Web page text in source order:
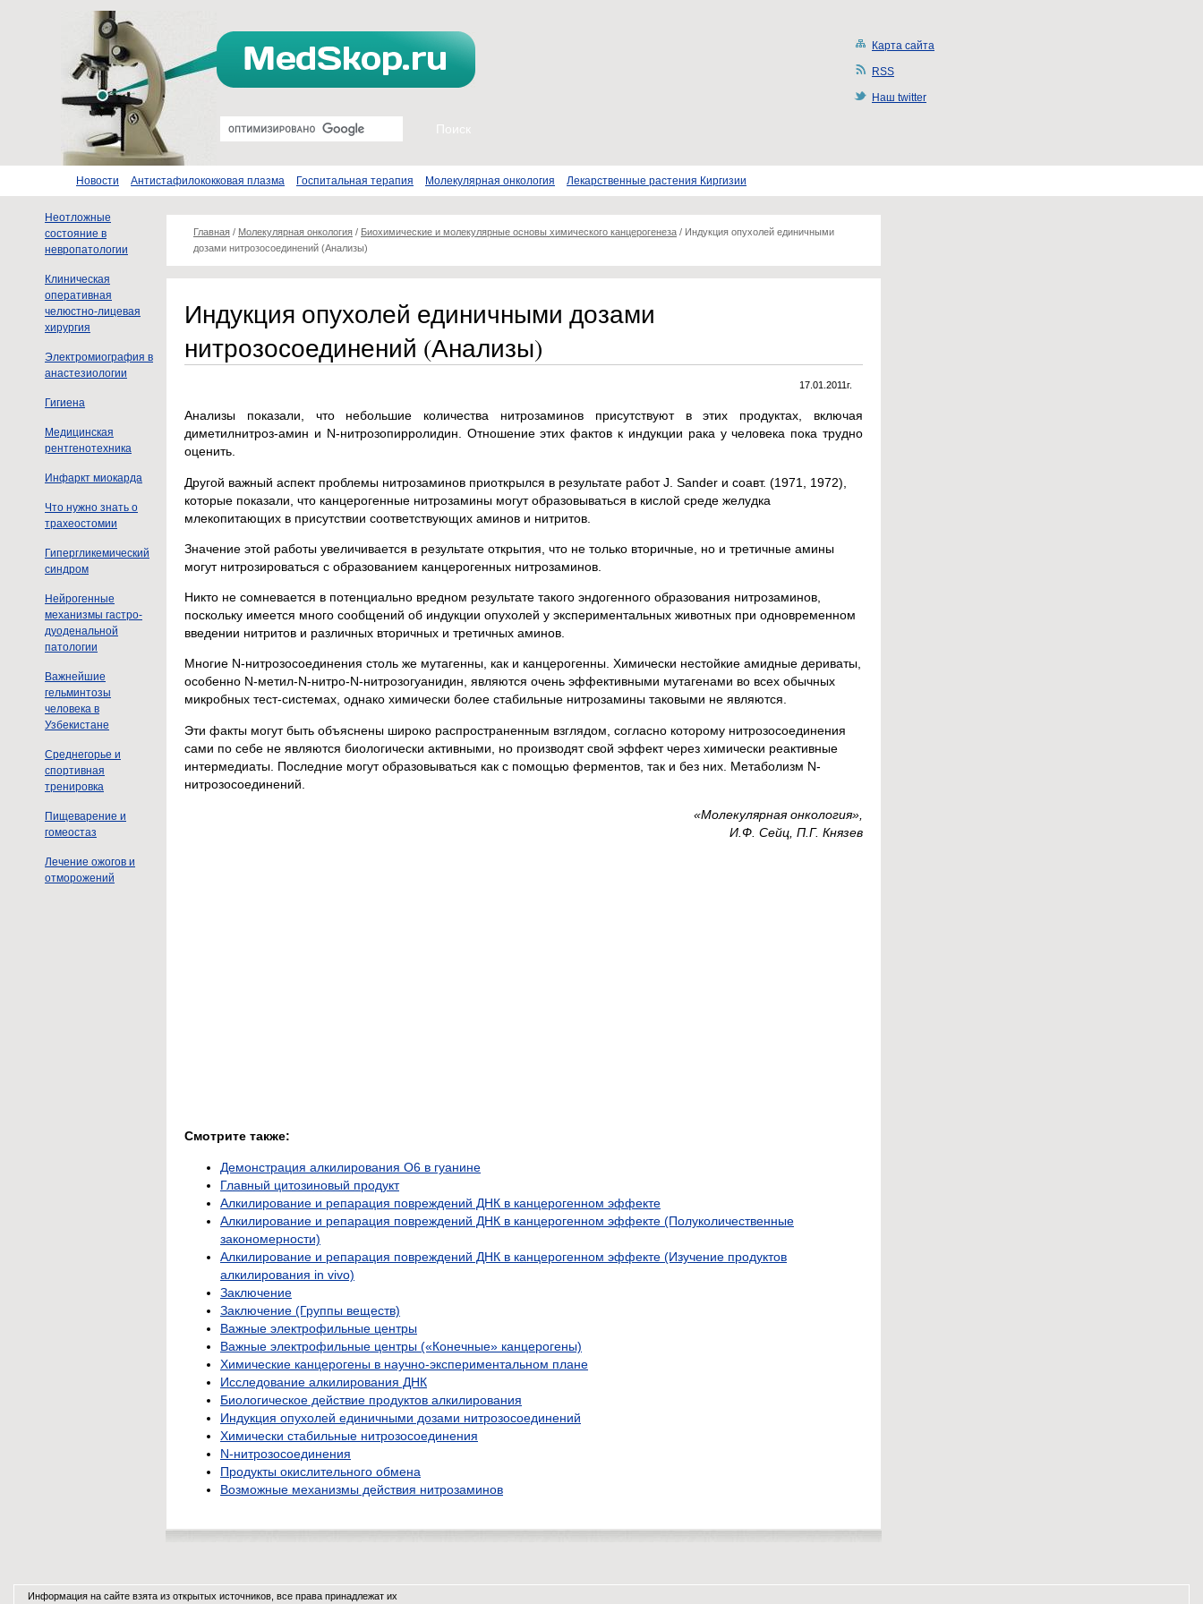
Карта сайта
RSS
Наш twitter
Новости Антистафилококковая плазма Госпитальная терапия Молекулярная онкология Лекарственные растения Киргизии
Неотложные
состояние в
невропатологии
Клиническая
оперативная
челюстно-лицевая
хирургия
Электромиография в
анастезиологии
Гигиена
Медицинская
рентгенотехника
Инфаркт миокарда
Что нужно знать о
трахеостомии
Гипергликемический
синдром
Нейрогенные
механизмы гастро-
дуоденальной
патологии
Важнейшие
гельминтозы
человека в
Узбекистане
Среднегорье и
спортивная
тренировка
Пищеварение и
гомеостаз
Лечение ожогов и
отморожений
Главная / Молекулярная онкология / Биохимические и молекулярные основы химического канцерогенеза / Индукция опухолей единичными
дозами нитрозосоединений (Анализы)
Индукция опухолей единичными дозами
нитрозосоединений (Анализы)
17.01.2011г.
Анализы показали, что небольшие количества нитрозаминов присутствуют в этих продуктах, включая
диметилнитроз-амин и N-нитрозопирролидин. Отношение этих фактов к индукции рака у человека пока трудно
оценить.
Другой важный аспект проблемы нитрозаминов приоткрылся в результате работ J. Sander и соавт. (1971, 1972),
которые показали, что канцерогенные нитрозамины могут образовываться в кислой среде желудка
млекопитающих в присутствии соответствующих аминов и нитритов.
Значение этой работы увеличивается в результате открытия, что не только вторичные, но и третичные амины
могут нитрозироваться с образованием канцерогенных нитрозаминов.
Никто не сомневается в потенциально вредном результате такого эндогенного образования нитрозаминов,
поскольку имеется много сообщений об индукции опухолей у экспериментальных животных при одновременном
введении нитритов и различных вторичных и третичных аминов.
Многие N-нитрозосоединения столь же мутагенны, как и канцерогенны. Химически нестойкие амидные дериваты,
особенно N-метил-N-нитро-N-нитрозогуанидин, являются очень эффективными мутагенами во всех обычных
микробных тест-системах, однако химически более стабильные нитрозамины таковыми не являются.
Эти факты могут быть объяснены широко распространенным взглядом, согласно которому нитрозосоединения
сами по себе не являются биологически активными, но производят свой эффект через химически реактивные
интермедиаты. Последние могут образовываться как с помощью ферментов, так и без них. Метаболизм N-
нитрозосоединений.
«Молекулярная онкология»,
И.Ф. Сейц, П.Г. Князев
Смотрите также:
Демонстрация алкилирования О6 в гуанине
Главный цитозиновый продукт
Алкилирование и репарация повреждений ДНК в канцерогенном эффекте
Алкилирование и репарация повреждений ДНК в канцерогенном эффекте (Полуколичественные
закономерности)
Алкилирование и репарация повреждений ДНК в канцерогенном эффекте (Изучение продуктов
алкилирования in vivo)
Заключение
Заключение (Группы веществ)
Важные электрофильные центры
Важные электрофильные центры («Конечные» канцерогены)
Химические канцерогены в научно-экспериментальном плане
Исследование алкилирования ДНК
Биологическое действие продуктов алкилирования
Индукция опухолей единичными дозами нитрозосоединений
Химически стабильные нитрозосоединения
N-нитрозосоединения
Продукты окислительного обмена
Возможные механизмы действия нитрозаминов
Информация на сайте взята из открытых источников, все права принадлежат их